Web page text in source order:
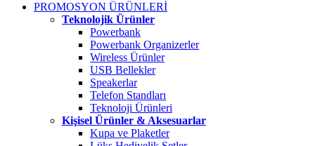
PROMOSYON ÜRÜNLERİ
Teknolojik Ürünler
Powerbank
Powerbank Organizerler
Wireless Ürünler
USB Bellekler
Speakerlar
Telefon Standları
Teknoloji Ürünleri
Kişisel Ürünler & Aksesuarlar
Kupa ve Plaketler